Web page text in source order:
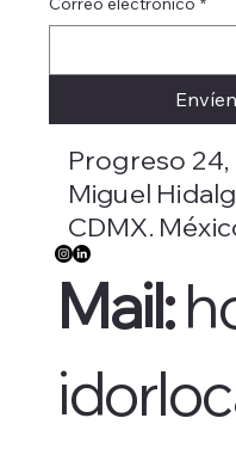
Progreso 24,
Miguel
CDMX.
Mail: